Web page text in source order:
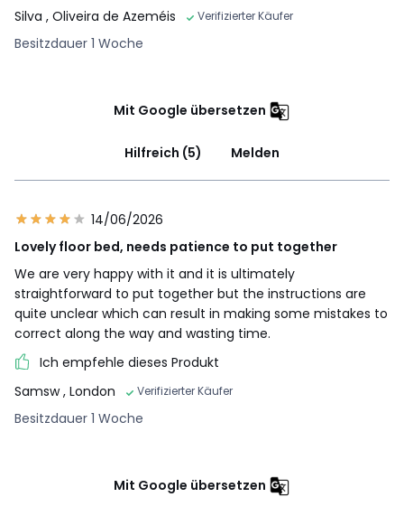
Silva , Oliveira de Azeméis Verifizierter Käufer
Besitzdauer 1 Woche
Mit Google übersetzen
Hilfreich (5) Melden
14/06/2026
Lovely floor bed, needs patience to put together
We are very happy with it and it is ultimately
straightforward to put together but the instructions are
quite unclear which can result in making some mistakes to
correct along the way and wasting time.
Ich empfehle dieses Produkt
Samsw, London Verifizierter Käufer
Besitzdauer 1 Woche
Mit Google übersetzen